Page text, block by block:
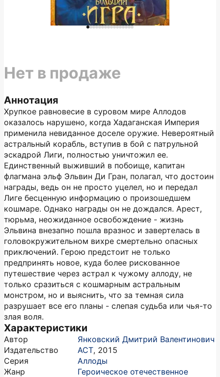
Аннотация
Хрупкое равновесие в суровом мире Аллодов
оказалось нарушено, когда Хадаганская Империя
применила невиданное доселе оружие. Невероятный
астральный корабль, вступив в бой с патрульной
эскадрой Лиги, полностью уничтожил ее.
Единственный выживший в побоище, капитан
флагмана эльф Эльвин Ди Гран, полагал, что достоин
награды, ведь он не просто уцелел, но и передал
Лиге бесценную информацию о произошедшем
кошмаре. Однако награды он не дождался. Арест,
тюрьма, неожиданное освобождение - жизнь
Эльвина внезапно пошла вразнос и завертелась в
головокружительном вихре смертельно опасных
приключений. Герою предстоит не только
предпринять новое, куда более рискованное
путешествие через астрал к чужому аллоду, не
только сразиться с кошмарным астральным
монстром, но и выяснить, что за темная сила
разрушает все его планы - слепая судьба или чья-то
злая воля.
Характеристики
Автор
Янковский Дмитрий Валентинович
Издательство
АСТ, 2015
Серия
Аллоды
Жанр
Героическое отечественное
Нет в продаже